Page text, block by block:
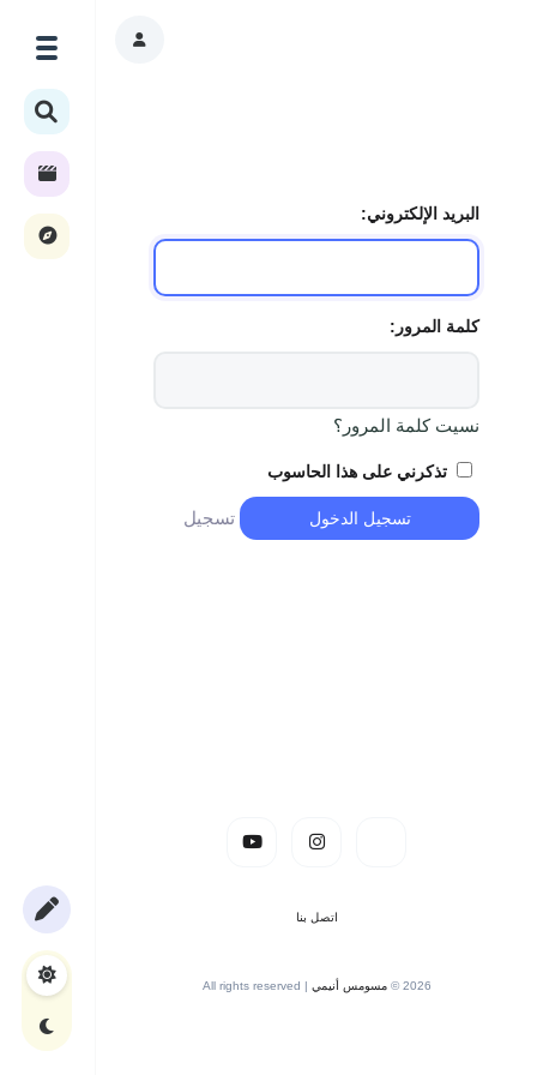
البريد الإلكتروني:
كلمة المرور:
نسيت كلمة المرور؟
تذكرني على هذا الحاسوب
تسجيل الدخول تسجيل
اتصل بنا
2026 © مسومس أنيمي | All rights reserved